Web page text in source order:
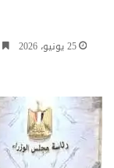
25 يونيو، 2026